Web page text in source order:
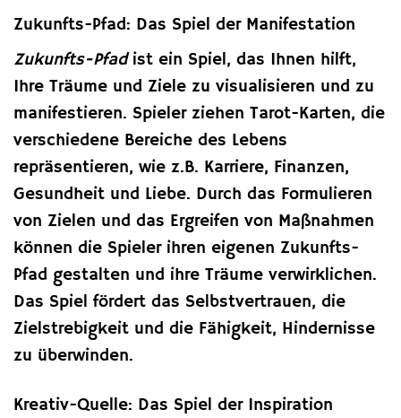
Zukunfts-Pfad: Das Spiel der Manifestation
Zukunfts-Pfadist ein Spiel, das Ihnen hilft,
Ihre Träume und Ziele zu visualisieren und zu
manifestieren. Spieler ziehen Tarot-Karten, die
verschiedene Bereiche des Lebens
repräsentieren, wie z.B. Karriere, Finanzen,
Gesundheit und Liebe. Durch das Formulieren
von Zielen und das Ergreifen von Maßnahmen
können die Spieler ihren eigenen Zukunfts-
Pfad gestalten und ihre Träume verwirklichen.
Das Spiel fördert das Selbstvertrauen, die
Zielstrebigkeit und die Fähigkeit, Hindernisse
zu überwinden.
Kreativ-Quelle: Das Spiel der Inspiration